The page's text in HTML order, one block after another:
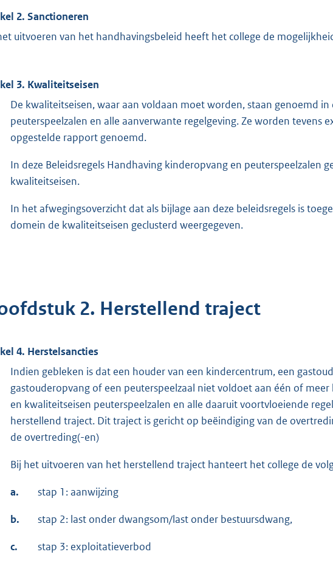
2. Sanctioneren
uitvoeren van het handhavingsbeleid heeft het college de
3. Kwaliteitseisen
De kwaliteitseisen, waar aan voldaan moet worden, staan genoemd
peuterspeelzalen en alle aanverwante regelgeving. Ze worden tevens
opgestelde rapport genoemd.
In deze Beleidsregels Handhaving kinderopvang en peuterspeelzalen
kwaliteitseisen.
In het afwegingsoverzicht dat als bijlage aan deze beleidsregels is
domein de kwaliteitseisen geclusterd weergegeven.
2. Herstellend traject
4. Herstelsancties
Indien gebleken is dat een houder van een kindercentrum, een
gastouderopvang of een peuterspeelzaal niet voldoet aan één of
en kwaliteitseisen peuterspeelzalen en alle daaruit voortvloeiende
herstellend traject. Dit traject is gericht op beëindiging van de
de overtreding(-en)
Bij het uitvoeren van het herstellend traject hanteert het college de
a. stap 1: aanwijzing
b. stap 2: last onder dwangsom/last onder bestuursdwang,
c. stap 3: exploitatieverbod